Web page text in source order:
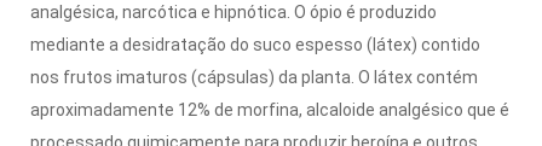
analgésica, narcótica e hipnótica. O ópio é produzido
mediante a desidra­tação do suco espesso (látex) contido
nos frutos imaturos (cápsulas) da planta. O látex contém
aproximadamente 12% de morfina, alcaloide analgésico que é